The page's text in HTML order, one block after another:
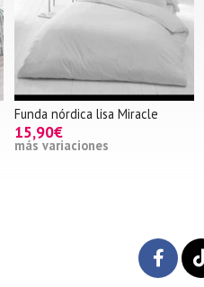
Funda nórdica lisa Miracle
15,90€
más variaciones